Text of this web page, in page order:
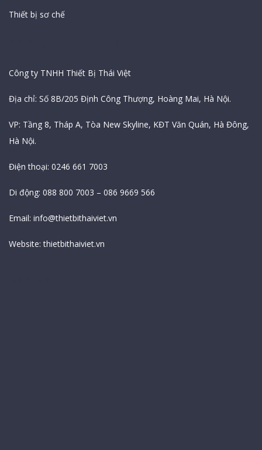
Thiết bị sơ chế
Công ty TNHH Thiết Bị Thái Việt
Địa chỉ: Số 8B/205 Định Công Thượng, Hoàng Mai, Hà Nội.
VP: Tầng 8, Tháp A, Tòa New Skyline, KĐT Văn Quán, Hà Đông,
Hà Nội.
Điện thoại: 0246 661 7003
Di động: 088 800 7003 – 086 9669 566
Email: info@thietbithaiviet.vn
Website:thietbithaiviet.vn